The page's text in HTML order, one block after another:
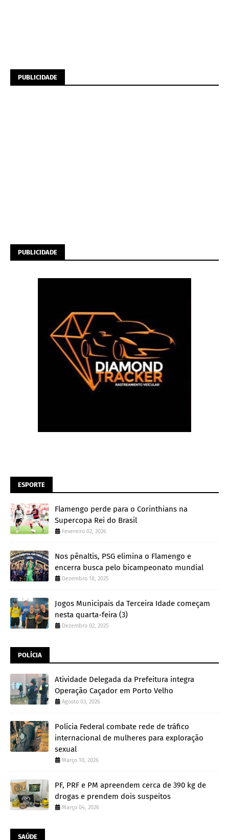
PUBLICIDADE
PUBLICIDADE
ESPORTE
Flamengo perde para o Corinthians na
Supercopa Rei do Brasil
Fevereiro 02, 2026
Nos pênaltis, PSG elimina o Flamengo e
encerra busca pelo bicampeonato mundial
Dezembro 18, 2025
Jogos Municipais da Terceira Idade começam
nesta quarta-feira (3)
Dezembro 02, 2025
POLÍCIA
Atividade Delegada da Prefeitura integra
Operação Caçador em Porto Velho
Agosto 03, 2026
Polícia Federal combate rede de tráfico
internacional de mulheres para exploração
sexual
Março 10, 2026
PF, PRF e PM apreendem cerca de 390 kg de
drogas e prendem dois suspeitos
Março 04, 2026
SAÚDE